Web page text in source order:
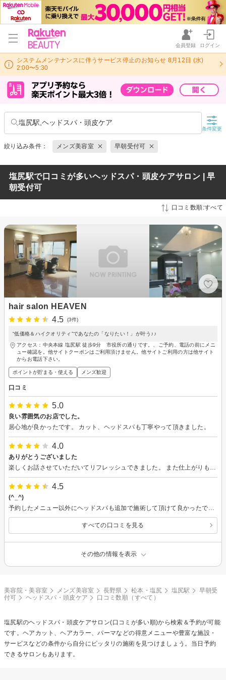
会員登録 ログイン
システムメンテナンスに伴うサービス停止のお知らせ 8月12日 (水)
2:00〜5:30
塩尻駅,ヘッドスパ・頭皮ケア
条件変更
絞り込み条件： メンズ美容室 早朝受付可
塩尻駅で口コミが多いヘッドスパ・頭皮ケアサロン | 早
朝受付可
口コミ数順:すべて
hair salon HEAVEN
4.5
(3件)
“低価格＆ハイクオリティ”であなたの「なりたい！」が叶う♪♪
アクセス：中央本線 塩尻駅 徒歩9分 市役所の通りです。、ご予約、電話の前にメニ
ュー確認を。他サイトクーポンはご利用頂けません。他サイトご利用の方は他サイト
からお電話下さい。
ポイントが貯まる・使える メンズ歓迎
口コミ
5.0
良い雰囲気のお店でした。
居心地が良かったです。 カット、ヘッドスパも丁寧やって頂きました。
4.0
ありがとうございました
4.5
(^_^)
すべての口コミを見る
その他の情報を表示
美容院・美容室 メンズ美容室 長野県 松本・塩尻 塩尻駅
早朝受
付可
ヘッドスパ・頭皮ケア 口コミ数順（すべて）
塩尻駅のヘッドスパ・頭皮ケアサロン(口コミが多い順)から検索＆予約が可能
です。ヘアカット、ヘアカラー、パーマなどの得意メニューや豊富な施設・
サービスなどの条件から自分にピッタリの施術を見つけましょう。当日予約
できるサロンもあります。